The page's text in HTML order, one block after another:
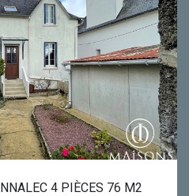
4 PIÈCES 76 M2